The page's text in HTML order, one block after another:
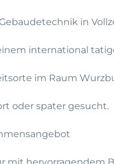
in
international
im Raum
oder spater gesucht.